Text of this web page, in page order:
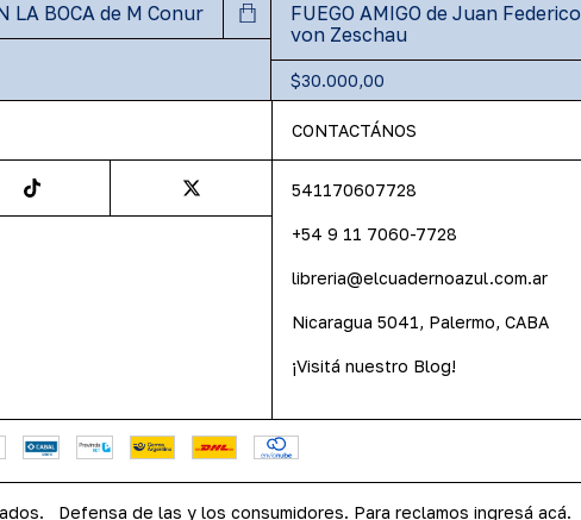
LA BOCA de M Conur
FUEGO AMIGO de Juan Federico
von Zeschau
$30.000,00
CONTACTÁNOS
541170607728
+54 9 11 7060-7728
libreria@elcuadernoazul.com.ar
Nicaragua 5041, Palermo, CABA
¡Visitá nuestro Blog!
Defensa de las y los consumidores. Para reclamos ingresá acá.